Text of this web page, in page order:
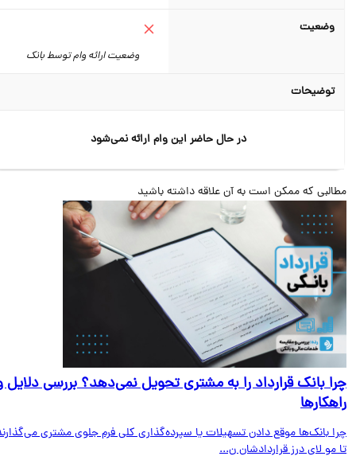
وضعیت
وضعیت ارائه وام توسط بانک
توضیحات
در حال حاضر این وام ارائه نمی‌شود
که ممکن است به آن علاقه داشته باشید
بانک قرارداد را به مشتری تحویل نمی‌دهد؟ بررسی دلایل و
بانک‌ها موقع دادن تسهیلات یا سپرده‌گذاری کلی فرم جلوی مشتری می‌گذارند
مو لای درز قراردادشان ن...